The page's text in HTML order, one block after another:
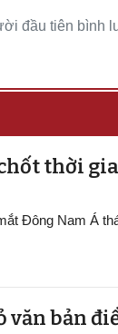
đầu tiên bình
thời
Đông Nam Á
văn bản